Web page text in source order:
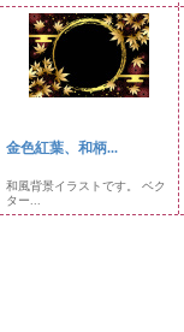
金色紅葉、和柄...
和風背景イラストです。 ベク
ター...